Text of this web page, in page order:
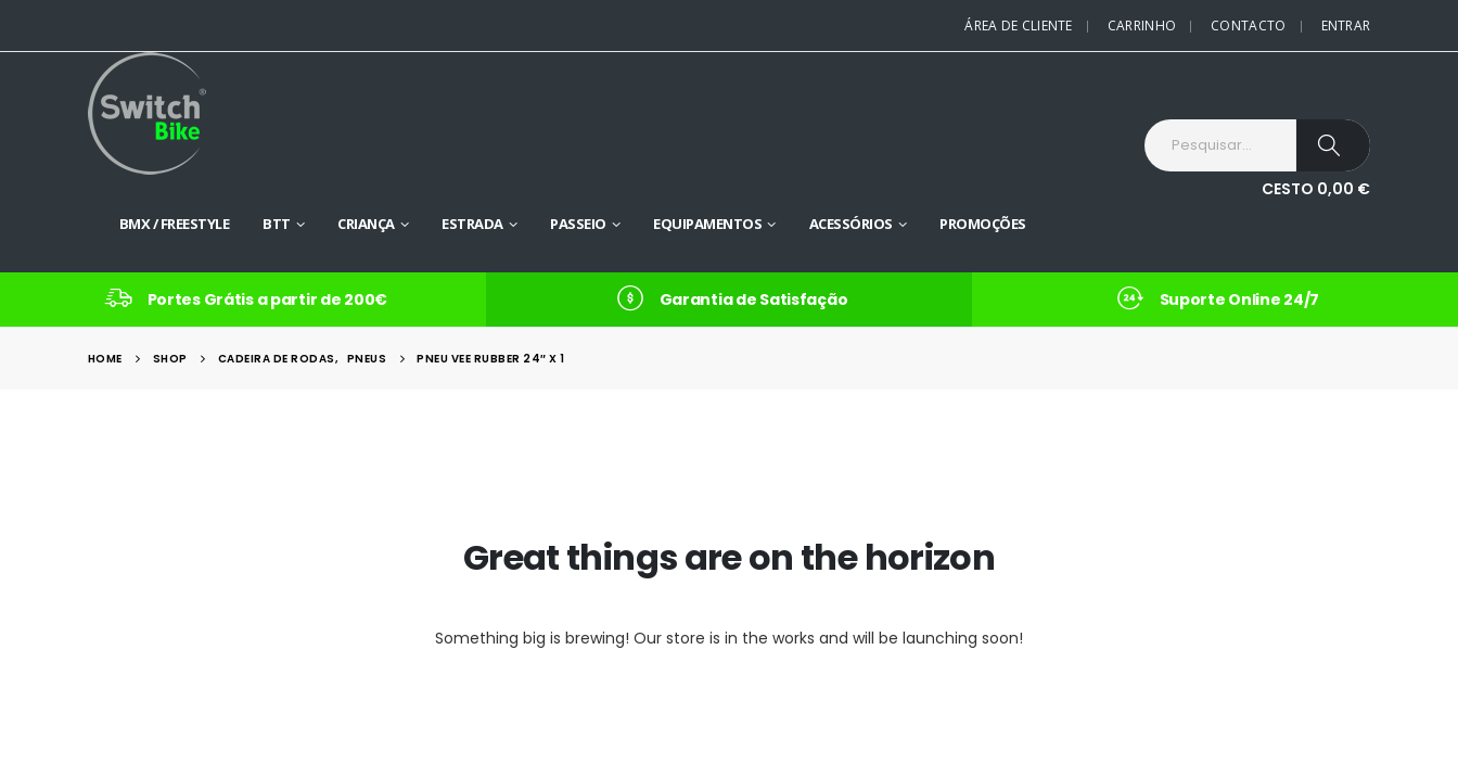
ÁREA DE CLIENTE CARRINHO CONTACTO ENTRAR
BMX / FREESTYLE BTT CRIANÇA ESTRADA PASSEIO EQUIPAMENTOS ACESSÓRIOS PROMOÇÕES
CESTO 0,00 €
Portes Grátis a partir de 200€ Garantia de Satisfação Suporte Online 24/7
HOME SHOP CADEIRA DE RODAS, PNEUS PNEU VEE RUBBER 24″ X 1
Great things are on the horizon
Something big is brewing! Our store is in the works and will be launching soon!